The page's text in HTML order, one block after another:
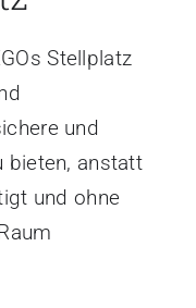
Stellplatz
und
bieten, anstatt
und ohne